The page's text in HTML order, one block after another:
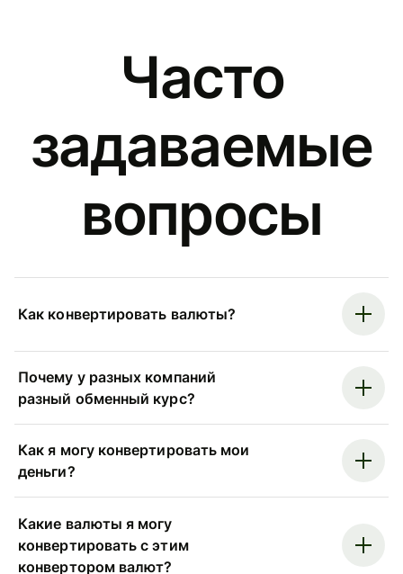
Часто
задаваемые
вопросы
Как конвертировать валюты?
Почему у разных компаний
разный обменный курс?
Как я могу конвертировать мои
деньги?
Какие валюты я могу
конвертировать с этим
конвертором валют?